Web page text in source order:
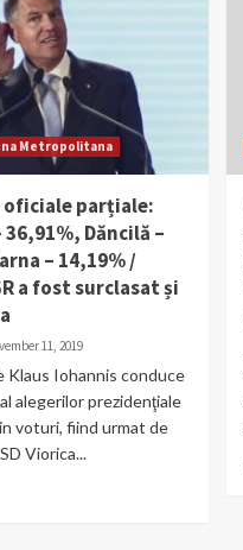
Metropolitana
parțiale:
Dăncilă –
– 14,19% /
a fost surclasat și
11, 2019
Klaus Iohannis conduce
alegerilor prezidenţiale
voturi, fiind urmat de
Viorica...